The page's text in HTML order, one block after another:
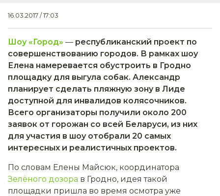
16.03.2017 / 17:03
Шоу «Город» — республиканский проект по
совершенствованию городов. В рамках шоу
Елена намеревается обустроить в Гродно
площадку для выгула собак. Александр
планирует сделать пляжную зону в Лиде
доступной для инвалидов колясочников.
Всего организаторы получили около 200
заявок от горожан со всей Беларуси, из них
для участия в шоу отобрали 20 самых
интересных и реалистичных проектов.
По словам Елены Майсюк, координатора
Зелёного дозора в Гродно, идея такой
площадки пришла во время осмотра уже